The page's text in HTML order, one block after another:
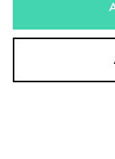
adidas Originals